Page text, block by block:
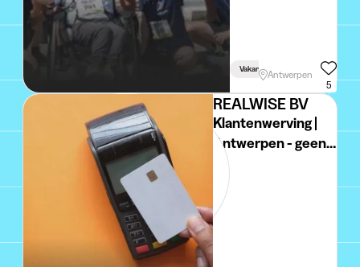
VakantieAntwerpen
5
REALWISE BV
Klantenwerving |
Antwerpen - geen
ervaring vereist